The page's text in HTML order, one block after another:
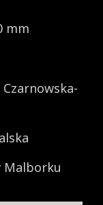
mm
Malborku